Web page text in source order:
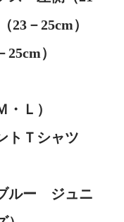
23－25cm）
）
Ｌ）
トＴシャツ
ルー ジュニ